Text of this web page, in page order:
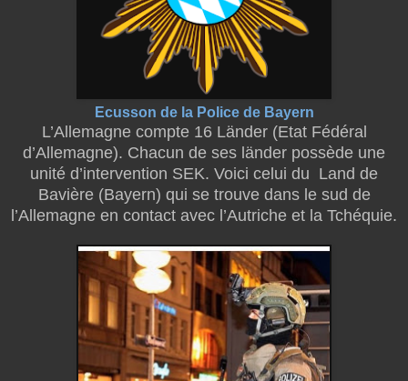
Ecusson de la Police de Bayern
L’Allemagne compte 16 Länder (Etat Fédéral
d’Allemagne). Chacun de ses länder possède une
unité d’intervention SEK. Voici celui du Land de
Bavière (Bayern) qui se trouve dans le sud de
l’Allemagne en contact avec l’Autriche et la Tchéquie.